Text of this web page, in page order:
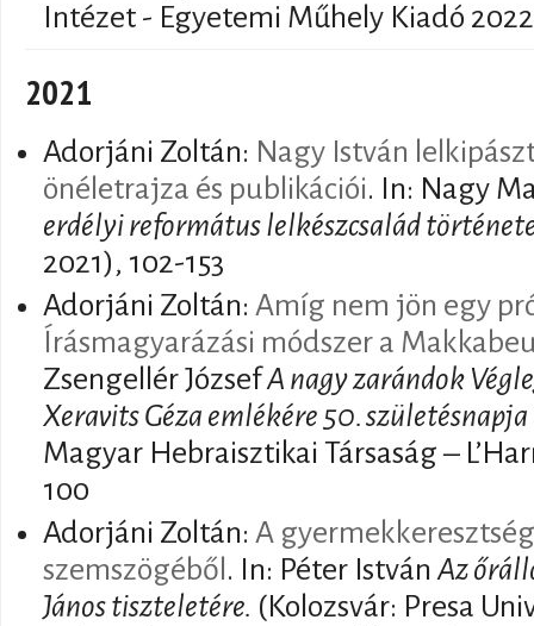
Intézet - Egyetemi Műhely Kiadó
2021
Adorjáni Zoltán: Nagy István
önéletrajza és publikációi. In: Nagy
erdélyi református lelkészcsalád
2021), 102-153
Adorjáni Zoltán: Amíg nem jön egy
Írásmagyarázási módszer a
Zsengellér JózsefA nagy zarándok
Xeravits Géza emlékére 50.
Magyar Hebraisztikai Társaság –
100
Adorjáni Zoltán: A
szemszögéből . In: Péter IstvánAz
János tiszteletére. (Kolozsvár: Presa